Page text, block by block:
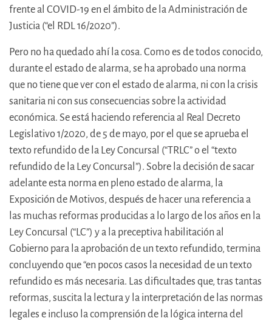
frente al COVID-19 en el ámbito de la Administración de
Justicia (“el RDL 16/2020”).
Pero no ha quedado ahí la cosa. Como es de todos conocido,
durante el estado de alarma, se ha aprobado una norma
que no tiene que ver con el estado de alarma, ni con la crisis
sanitaria ni con sus consecuencias sobre la actividad
económica. Se está haciendo referencia al Real Decreto
Legislativo 1/2020, de 5 de mayo, por el que se aprueba el
texto refundido de la Ley Concursal (“TRLC” o el “texto
refundido de la Ley Concursal”). Sobre la decisión de sacar
adelante esta norma en pleno estado de alarma, la
Exposición de Motivos, después de hacer una referencia a
las muchas reformas producidas a lo largo de los años en la
Ley Concursal (“LC”) y a la preceptiva habilitación al
Gobierno para la aprobación de un texto refundido, termina
concluyendo que “en pocos casos la necesidad de un texto
refundido es más necesaria. Las dificultades que, tras tantas
reformas, suscita la lectura y la interpretación de las normas
legales e incluso la comprensión de la lógica interna del